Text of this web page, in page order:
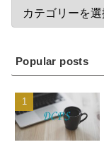
Popular posts